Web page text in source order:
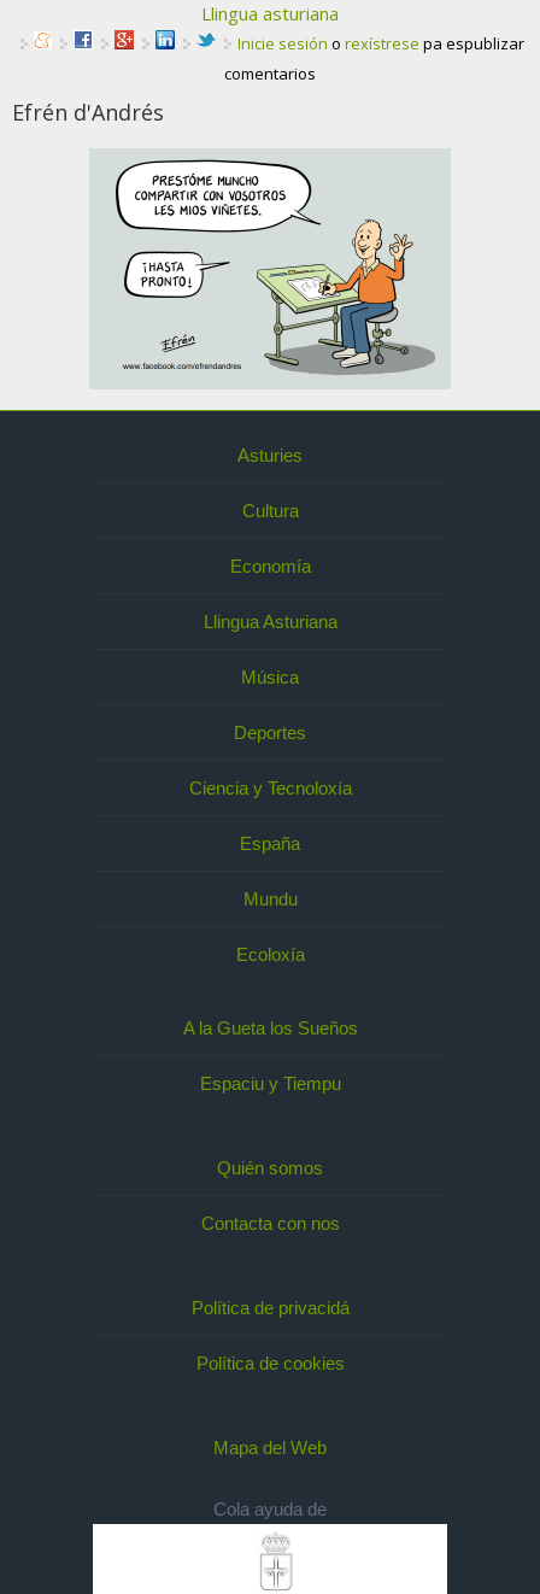
Llingua asturiana
Inicie sesión o rexístrese pa espublizar
comentarios
Efrén d'Andrés
Asturies
Cultura
Economía
Llingua Asturiana
Música
Deportes
Ciencia y Tecnoloxía
España
Mundu
Ecoloxía
A la Gueta los Sueños
Espaciu y Tiempu
Quién somos
Contacta con nos
Política de privacidá
Política de cookies
Mapa del Web
Cola ayuda de